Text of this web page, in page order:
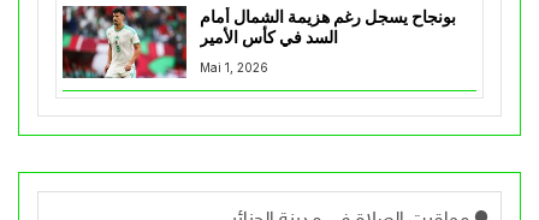
بونجاح يسجل رغم هزيمة الشمال أمام
السد في كأس الأمير
Mai 1, 2026